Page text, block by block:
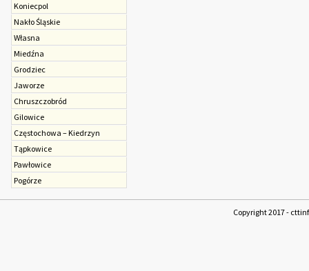
Koniecpol
Nakło Śląskie
Własna
Miedźna
Grodziec
Jaworze
Chruszczobród
Gilowice
Częstochowa – Kiedrzyn
Tąpkowice
Pawłowice
Pogórze
Copyright 2017 -